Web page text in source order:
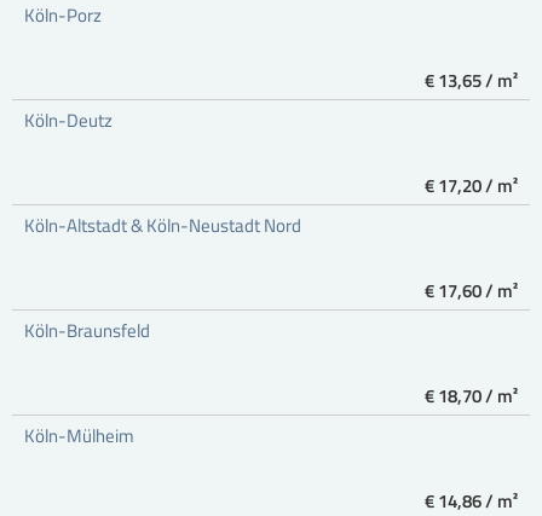
Köln-Porz
€ 13,65 / m²
Köln-Deutz
€ 17,20 / m²
Köln-Altstadt & Köln-Neustadt Nord
€ 17,60 / m²
Köln-Braunsfeld
€ 18,70 / m²
Köln-Mülheim
€ 14,86 / m²